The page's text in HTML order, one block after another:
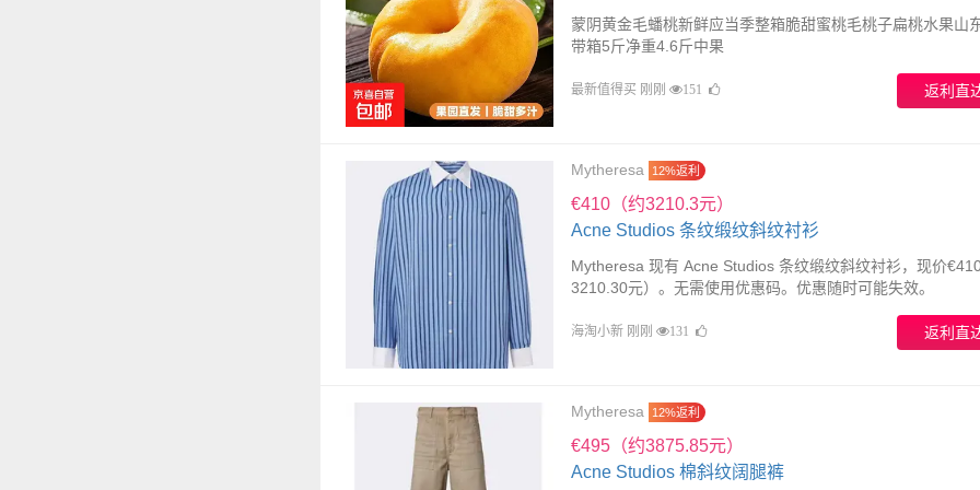
东果园 带箱5斤净重4.6斤中果
蒙阴黄金毛蟠桃新鲜应当季整箱脆甜蜜桃毛桃子扁桃水果山
带箱5斤净重4.6斤中果
最新值得买 刚刚 151 返利
Mytheresa 12%返利
€410（约3210.3元）
Acne Studios 条纹缎纹斜纹衬衫
Mytheresa 现有 Acne Studios 条纹缎纹斜纹衬衫，现价
3210.30元）。无需使用优惠码。优惠随时可能失效。
海淘小新 刚刚 131 返利
Mytheresa 12%返利
€495（约3875.85元）
Acne Studios 棉斜纹阔腿裤